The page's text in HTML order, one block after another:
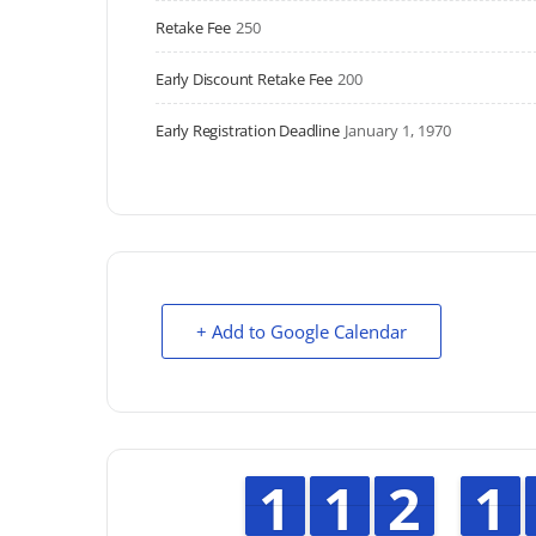
Retake Fee 250
Early Discount Retake Fee 200
Early Registration Deadline January 1, 1970
+ Add to Google Calendar
1
1
1
1 1
1
1
1 1
1
2
2 1
1
1
1